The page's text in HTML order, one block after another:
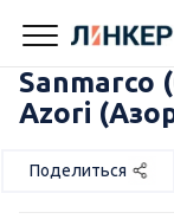
Sanmarco
Azori
Поделиться